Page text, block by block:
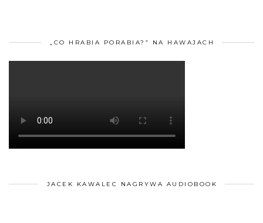
„CO HRABIA PORABIA?” NA HAWAJACH
JACEK KAWALEC NAGRYWA AUDIOBOOK